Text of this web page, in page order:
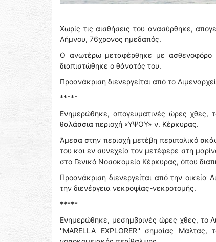
Χωρίς τις αισθήσεις του ανασύρθηκε,
Λήμνου, 76χρονος ημεδαπός.
Ο ανωτέρω μεταφέρθηκε με ασθενοφόρο
διαπιστώθηκε ο θάνατός του.
Προανάκριση διενεργείται από το
*****
Ενημερώθηκε, απογευματινές ώρες χθες,
θαλάσσια περιοχή «ΥΨΟΥ» ν. Κέρκυρας.
Άμεσα στην περιοχή μετέβη περιπολικό
του και εν συνεχεία τον μετέφερε στη
στο Γενικό Νοσοκομείο Κέρκυρας, όπου
Προανάκριση διενεργείται από την
την διενέργεια νεκροψίας-νεκροτομής.
*****
Ενημερώθηκε, μεσημβρινές ώρες χθες, το
''MARELLA EXPLORER'' σημαίας